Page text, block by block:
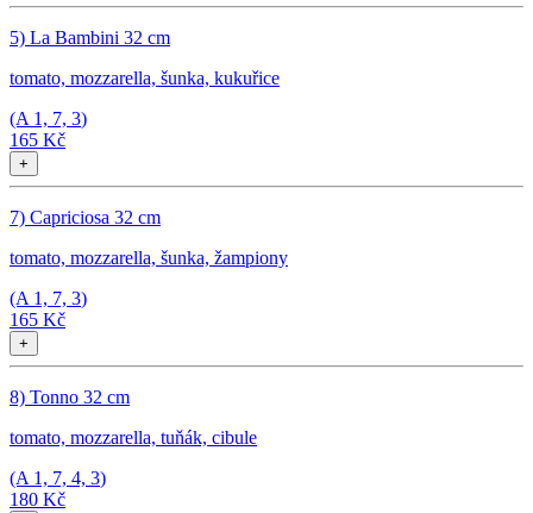
5) La Bambini 32 cm
tomato, mozzarella, šunka, kukuřice
(A 1, 7, 3)
165 Kč
+
7) Capriciosa 32 cm
tomato, mozzarella, šunka, žampiony
(A 1, 7, 3)
165 Kč
+
8) Tonno 32 cm
tomato, mozzarella, tuňák, cibule
(A 1, 7, 4, 3)
180 Kč